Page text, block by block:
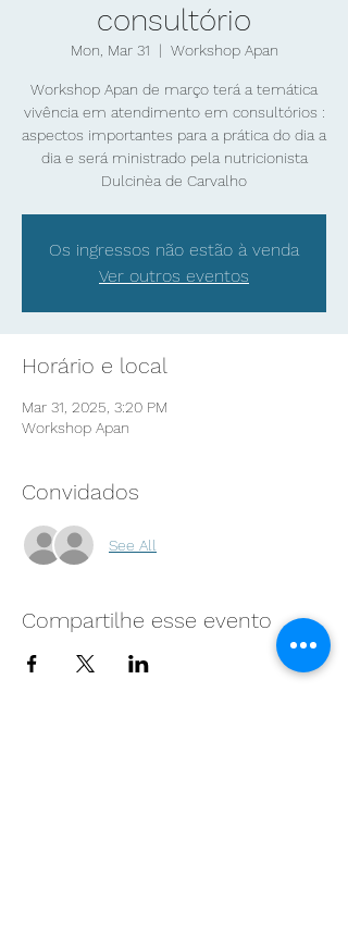
consultório
Mon, Mar 31
  |
Workshop Apan
Workshop Apan de março terá a temática
vivência em atendimento em consultórios :
aspectos importantes para a prática do dia a
dia e será ministrado pela nutricionista
Os ingressos não estão à venda
Ver outros eventos
Horário e local
Mar 31, 2025, 3:20 PM
Workshop Apan
Convidados
See All
Compartilhe esse evento